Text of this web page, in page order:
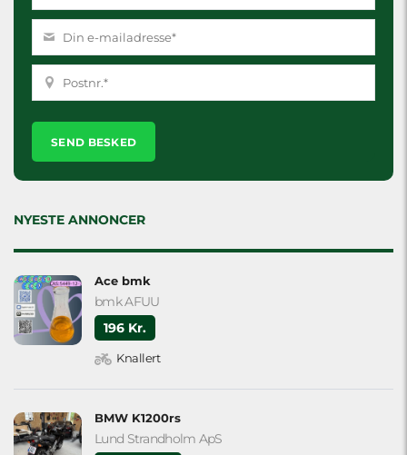
Please
leave
empty.
NYESTE ANNONCER
Ace bmk
bmk AFUU
196 Kr.
Knallert
BMW K1200rs
Lund Strandholm ApS